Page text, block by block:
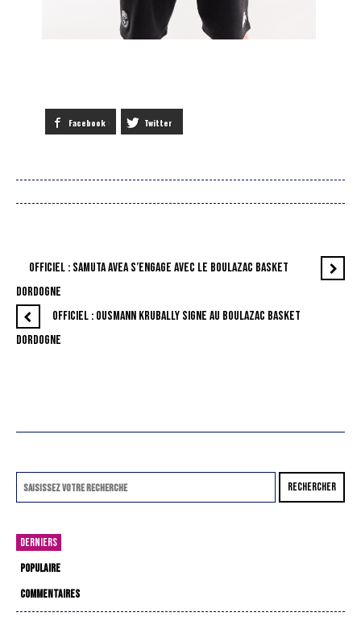
Facebook Twitter
OFFICIEL : SAMUTA AVEA S’ENGAGE AVEC LE BOULAZAC BASKET
DORDOGNE
OFFICIEL : OUSMANN KRUBALLY SIGNE AU BOULAZAC BASKET
DORDOGNE
RECHERCHER
DERNIERS
POPULAIRE
COMMENTAIRES